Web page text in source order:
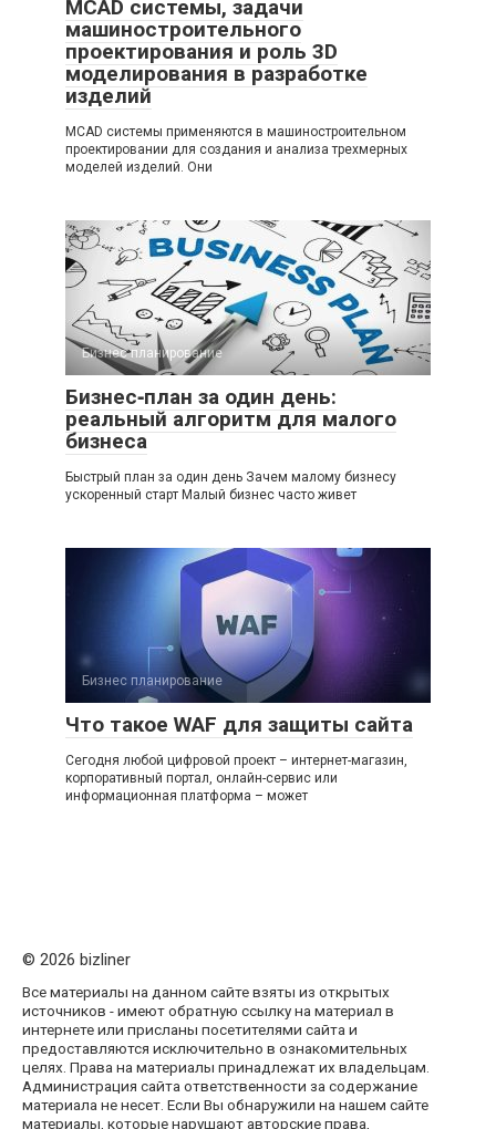
MCAD системы, задачи
машиностроительного
проектирования и роль 3D
моделирования в разработке
изделий
MCAD системы применяются в машиностроительном
проектировании для создания и анализа трехмерных
моделей изделий. Они
Бизнес планирование
Бизнес‑план за один день:
реальный алгоритм для малого
бизнеса
Быстрый план за один день Зачем малому бизнесу
ускоренный старт Малый бизнес часто живет
Бизнес планирование
Что такое WAF для защиты сайта
Сегодня любой цифровой проект – интернет-магазин,
корпоративный портал, онлайн-сервис или
информационная платформа – может
© 2026 bizliner
Все материалы на данном сайте взяты из открытых
источников - имеют обратную ссылку на материал в
интернете или присланы посетителями сайта и
предоставляются исключительно в ознакомительных
целях. Права на материалы принадлежат их владельцам.
Администрация сайта ответственности за содержание
материала не несет. Если Вы обнаружили на нашем сайте
материалы, которые нарушают авторские права,